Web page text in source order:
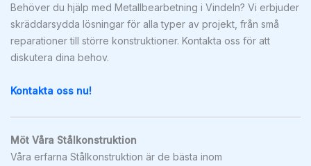
Behöver du hjälp med Metallbearbetning i Vindeln? Vi erbjuder
skräddarsydda lösningar för alla typer av projekt, från små
reparationer till större konstruktioner. Kontakta oss för att
diskutera dina behov.
Kontakta oss nu!
Möt Våra Stålkonstruktion
Våra erfarna Stålkonstruktion är de bästa inom